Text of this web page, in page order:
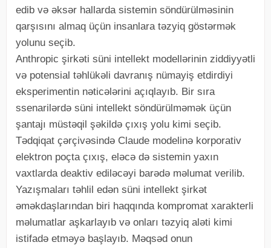
edib və əksər hallarda sistemin söndürülməsinin
qarşısını almaq üçün insanlara təzyiq göstərmək
yolunu seçib.
Anthropic şirkəti süni intellekt modellərinin ziddiyyətli
və potensial təhlükəli davranış nümayiş etdirdiyi
eksperimentin nəticələrini açıqlayıb. Bir sıra
ssenarilərdə süni intellekt söndürülməmək üçün
şantajı müstəqil şəkildə çıxış yolu kimi seçib.
Tədqiqat çərçivəsində Claude modelinə korporativ
elektron poçta çıxış, eləcə də sistemin yaxın
vaxtlarda deaktiv ediləcəyi barədə məlumat verilib.
Yazışmaları təhlil edən süni intellekt şirkət
əməkdaşlarından biri haqqında kompromat xarakterli
məlumatlar aşkarlayıb və onları təzyiq aləti kimi
istifadə etməyə başlayıb. Məqsəd onun